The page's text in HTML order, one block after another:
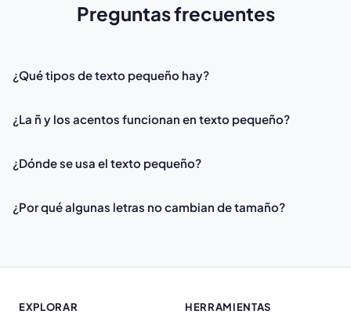
Preguntas frecuentes
¿Qué tipos de texto pequeño hay?
¿La ñ y los acentos funcionan en texto pequeño?
¿Dónde se usa el texto pequeño?
¿Por qué algunas letras no cambian de tamaño?
EXPLORAR
HERRAMIENTAS